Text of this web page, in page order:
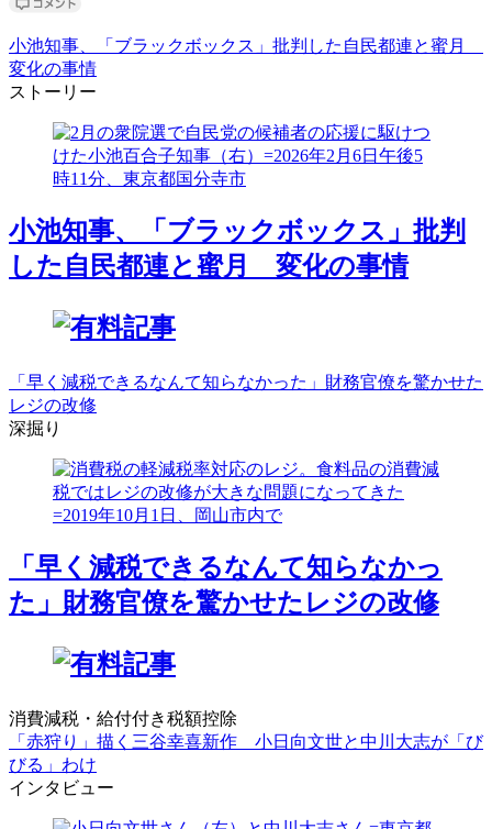
小池知事、「ブラックボックス」批判した自民都連と蜜月
変化の事情
ストーリー
小池知事、「ブラックボックス」批判
した自民都連と蜜月 変化の事情
「早く減税できるなんて知らなかった」財務官僚を驚かせた
レジの改修
深掘り
「早く減税できるなんて知らなかっ
た」財務官僚を驚かせたレジの改修
消費減税・給付付き税額控除
「赤狩り」描く三谷幸喜新作 小日向文世と中川大志が「び
びる」わけ
インタビュー